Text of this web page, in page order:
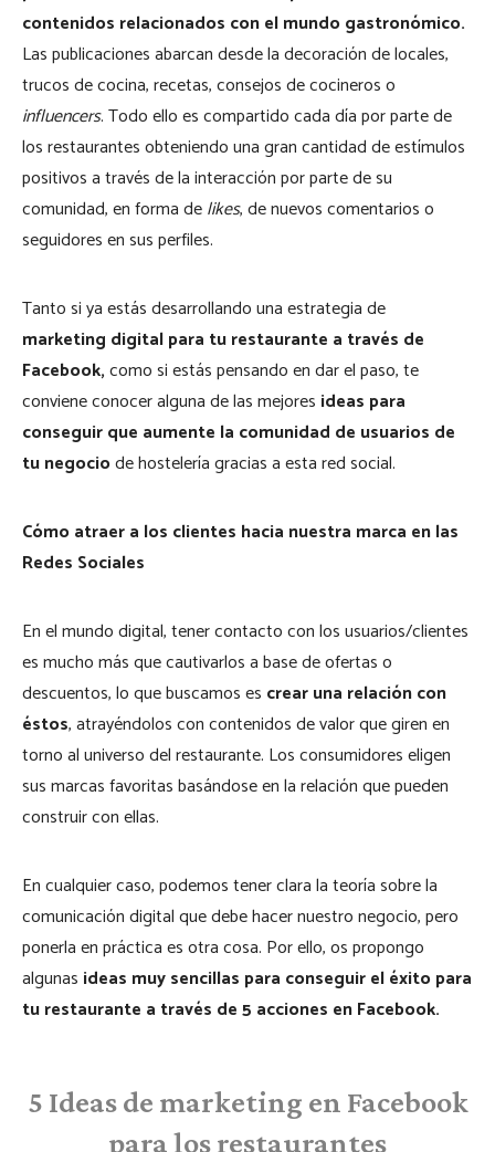
contenidos relacionados con el mundo gastronómico.
Las publicaciones abarcan desde la decoración de locales,
trucos de cocina, recetas, consejos de cocineros o
influencers. Todo ello es compartido cada día por parte de
los restaurantes obteniendo una gran cantidad de estímulos
positivos a través de la interacción por parte de su
comunidad, en forma delikes, de nuevos comentarios o
seguidores en sus perfiles.
Tanto si ya estás desarrollando una estrategia de
marketing digital para tu restaurante a través de
Facebook,como si estás pensando en dar el paso, te
conviene conocer alguna de las mejores ideas para
conseguir que aumente la comunidad de usuarios de
tu negociode hostelería gracias a esta red social.
Cómo atraer a los clientes hacia nuestra marca en las
Redes Sociales
En el mundo digital, tener contacto con los usuarios/clientes
es mucho más que cautivarlos a base de ofertas o
descuentos, lo que buscamos es crear una relación con
éstos, atrayéndolos con contenidos de valor que giren en
torno al universo del restaurante. Los consumidores eligen
sus marcas favoritas basándose en la relación que pueden
construir con ellas.
En cualquier caso, podemos tener clara la teoría sobre la
comunicación digital que debe hacer nuestro negocio, pero
ponerla en práctica es otra cosa. Por ello, os propongo
algunas ideas muy sencillas para conseguir el éxito para
tu restaurante a través de 5 acciones en Facebook.
5 Ideas de marketing en Facebook
para los restaurantes